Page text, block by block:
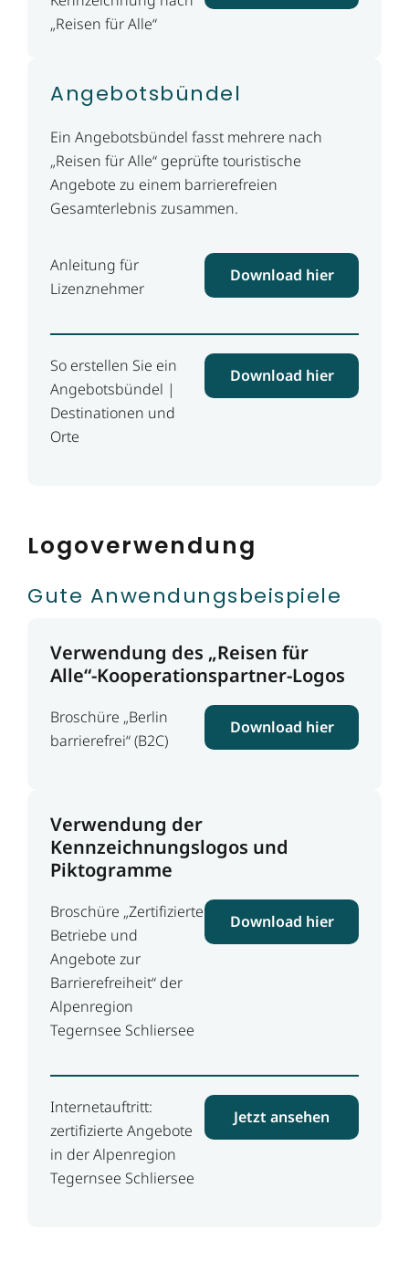
„Reisen für Alle“
Angebotsbündel
Ein Angebotsbündel fasst mehrere nach
„Reisen für Alle“ geprüfte touristische
Angebote zu einem barrierefreien
Gesamterlebnis zusammen.
Anleitung für
Lizenznehmer
Download hier
So erstellen Sie ein
Angebotsbündel |
Destinationen und
Orte
Download hier
Logoverwendung
Gute Anwendungsbeispiele
Verwendung des „Reisen für
Alle“-Kooperationspartner-Logos
Broschüre „Berlin
barrierefrei“ (B2C)
Download hier
Verwendung der
Kennzeichnungslogos und
Piktogramme
Broschüre „Zertifizierte
Betriebe und
Angebote zur
Barrierefreiheit“ der
Alpenregion
Tegernsee Schliersee
Download hier
Internetauftritt:
zertifizierte Angebote
in der Alpenregion
Tegernsee Schliersee
Jetzt ansehen